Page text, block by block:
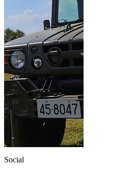
Social